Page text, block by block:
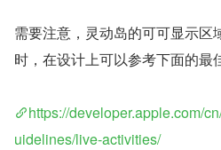
需要注意，灵动岛的可可显示区
时，在设计上可以参考下面的最
https://developer.apple.com/
uidelines/live-activities/